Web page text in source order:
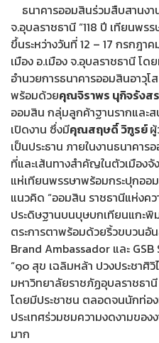
ธนาคารออมสินร่วมสืบสานงา
จ.อุบลราชธานี “118 ปี เทียนพ
ขึ้นระหว่างวันที่ 12 – 17 กรกฎ
เมือง อ.เมือง จ.อุบลราชธานี โด
อำนวยการธนาคารออมสินอาวุ
พร้อมด้วยคุณจิราพร นุกิจรังส
ออมสิน กลุ่มลูกค้าฐานรากและ
เปิดงาน ซึ่งมีคุณสฤษดิ์ วิฑูรย์
เป็นประธาน ภายในงานธนาคา
ที่และเส้นทางสำคัญในตัวเมือง
แห่เทียนพรรษาพร้อมกระปุกออ
แนวคิด “ออมสิน ราชธานีแห่งค
ประดิษฐานบนบุษบกเทียนแกะพิ
ตระการตาพร้อมด้วยริ้วขบวนอั
Brand Ambassador และ
“๑๐ สุข เฉลิมหล้า ปวงประชาศิ
มหาวิทยาลัยราชภัฏอุบลราชธา
โดยมีประชาชน ตลอดจนนักท่อง
ประเทศร่วมชมความงดงามขอ
มาก